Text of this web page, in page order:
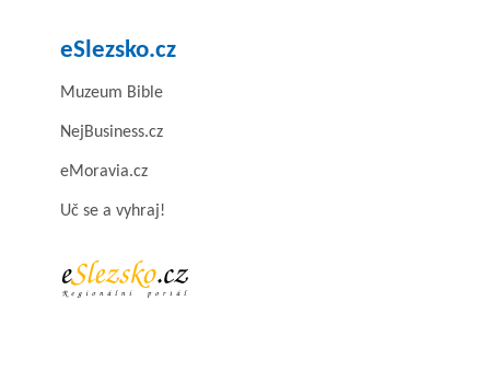
eSlezsko.cz
Muzeum Bible
NejBusiness.cz
eMoravia.cz
Uč se a vyhraj!